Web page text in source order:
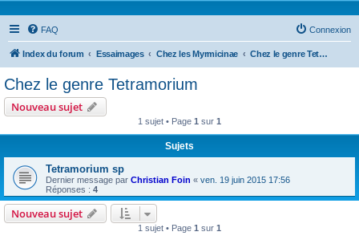
FAQ Connexion
Index du forum Essaimages Chez les Myrmicinae Chez le genre Tetramorium
Chez le genre Tetramorium
Nouveau sujet
1 sujet • Page 1 sur 1
Sujets
Tetramorium sp
Dernier message par Christian Foin « ven. 19 juin 2015 17:56
Réponses : 4
Nouveau sujet
1 sujet • Page 1 sur 1